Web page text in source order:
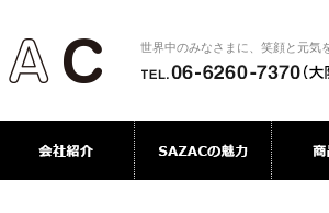
世界中のみなさまに、笑顔と元気